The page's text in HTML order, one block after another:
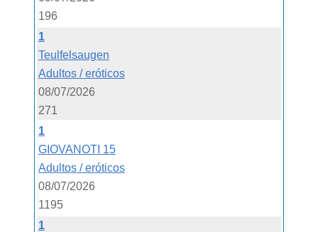
196
1
Teulfelsaugen
Adultos / eróticos
08/07/2026
271
1
GIOVANOTI 15
Adultos / eróticos
08/07/2026
1195
1